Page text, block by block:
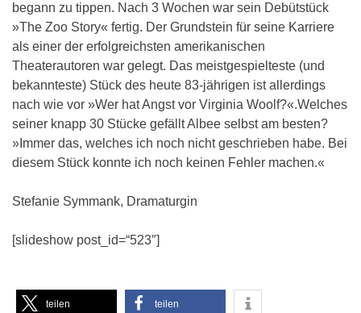
begann zu tippen. Nach 3 Wochen war sein Debütstück
»The Zoo Story« fertig. Der Grundstein für seine Karriere
als einer der erfolgreichsten amerikanischen
Theaterautoren war gelegt. Das meistgespielteste (und
bekannteste) Stück des heute 83-jährigen ist allerdings
nach wie vor »Wer hat Angst vor Virginia Woolf?«.Welches
seiner knapp 30 Stücke gefällt Albee selbst am besten?
»Immer das, welches ich noch nicht geschrieben habe. Bei
diesem Stück konnte ich noch keinen Fehler machen.«
Stefanie Symmank, Dramaturgin
[slideshow post_id=“523″]
teilen teilen